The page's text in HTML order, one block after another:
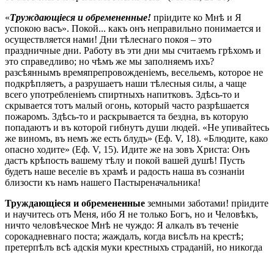
«Труждающіеся и обремененные! пріидите ко Мнѣ и Я
успокою васъ». Покой... какъ онъ неправильно понимается и
осуществляется нами! Дни тѣлеснаго покоя – это
праздничные дни. Работу въ эти дни мы считаемъ грѣхомъ и
это справедливо; но чѣмъ же мы заполняемъ ихъ?
разсѣяннымъ времяпрепровожденіемъ, весельемъ, которое не
подкрѣпляетъ, а разрушаетъ наши тѣлесныя силы, а чаще
всего употребленіемъ спиртныхъ напитковъ. Здѣсь-то и
скрывается тотъ малый огонь, который часто разрѣшается
пожаромъ. Здѣсь-тο и раскрывается та бездна, въ которую
попадаютъ и въ которой гибнутъ души людей. «Не упивайтесь
же виномъ, въ немъ же есть блудъ» (Еф. V, 18). «Блюдите, како
опасно ходите» (Еф. V, 15). Идите же на зовъ Христа: Онъ
дастъ крѣпость вашему тѣлу и покой вашей душѣ! Пусть
будетъ наше веселіе въ храмѣ и радость наша въ сознаніи
близости къ намъ нашего Пастыреначальника!
Труждающіеся и обремененные земными заботами! пріидите
и научитесь отъ Меня, ибо Я не только Богъ, но и Человѣкъ,
ничто человѣческое Мнѣ не чуждо: Я алкалъ въ теченіе
сорокадневнаго поста; жаждалъ, когда висѣлъ на крестѣ;
претерпѣлъ всѣ адскія муки крестныхъ страданій, но никогда